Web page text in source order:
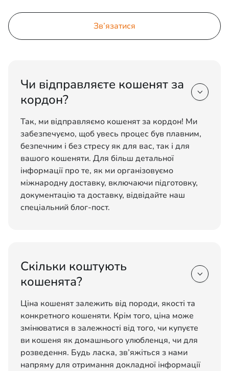
Зв’язатися
Чи відправляєте кошенят за
кордон?

Так, ми відправляємо кошенят за кордон! Ми
забезпечуємо, щоб увесь процес був плавним,
безпечним і без стресу як для вас, так і для
вашого кошеняти. Для більш детальної
інформації про те, як ми організовуємо
міжнародну доставку, включаючи підготовку,
документацію та доставку, відвідайте наш
спеціальний блог-пост.
Скільки коштують
кошенята?

Ціна кошенят залежить від породи, якості та
конкретного кошеняти. Крім того, ціна може
змінюватися в залежності від того, чи купуєте
ви кошеня як домашнього улюбленця, чи для
розведення. Будь ласка, зв’яжіться з нами
напряму для отримання докладної інформації